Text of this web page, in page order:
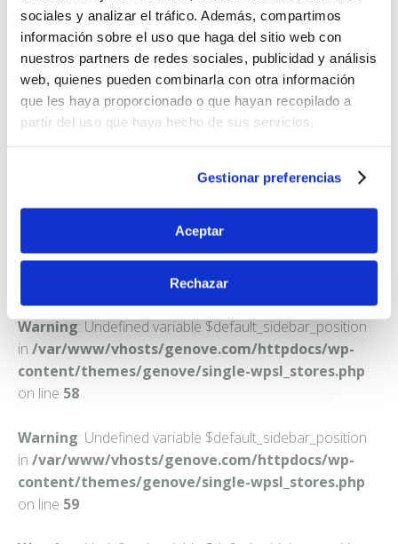
sociales y analizar el tráfico. Además, compartimos
información sobre el uso que haga del sitio web con
nuestros partners de redes sociales, publicidad y análisis
web, quienes pueden combinarla con otra información
que les haya proporcionado o que hayan recopilado a
partir del uso que haya hecho de sus servicios.
Gestionar preferencias
Aceptar
Rechazar
FARMACIA BUESO FERNANDEZ, IGNACIO
C. ROSARIO, 12
Warning: Undefined variable $default_sidebar_position
in /var/www/vhosts/genove.com/httpdocs/wp-
content/themes/genove/single-wpsl_stores.php
on line 58
Warning: Undefined variable $default_sidebar_position
in /var/www/vhosts/genove.com/httpdocs/wp-
content/themes/genove/single-wpsl_stores.php
on line 59